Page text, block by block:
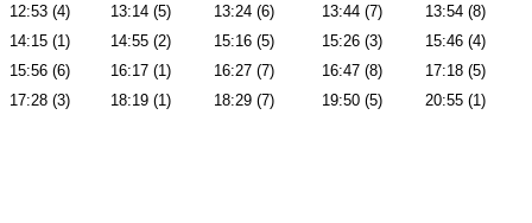
12:53 (4)
13:14 (5) 13:24 (6) 13:44 (7)
13:54 (8)
14:15 (1)
14:55 (2) 15:16 (5) 15:26 (3)
15:46 (4)
15:56 (6)
16:17 (1) 16:27 (7) 16:47 (8)
17:18 (5)
17:28 (3)
18:19 (1) 18:29 (7) 19:50 (5) 20:55 (1)